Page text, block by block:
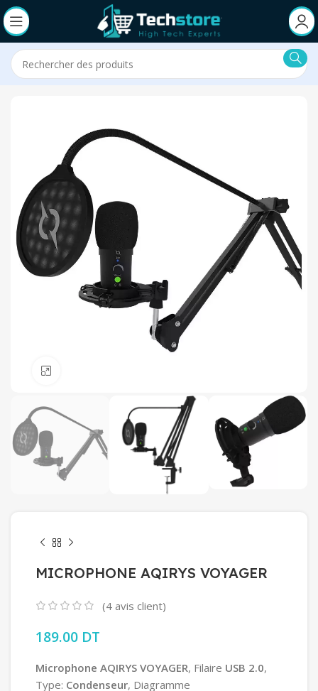
MICROPHONE AQIRYS VOYAGER
(4 avis client)
189.00 DT
Microphone AQIRYS VOYAGER, Filaire USB 2.0,
Type: Condenseur, Diagramme